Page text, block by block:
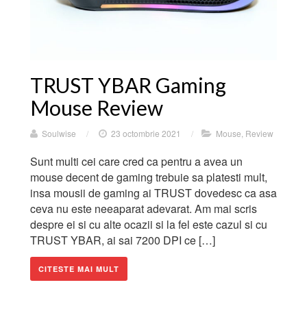
TRUST YBAR Gaming
Mouse Review
Soulwise / 23 octombrie 2021 / Mouse Review
Sunt multi cei care cred ca pentru a avea un
mouse decent de gaming trebuie sa platesti mult,
insa mousii de gaming ai TRUST dovedesc ca asa
ceva nu este neeaparat adevarat. Am mai scris
despre ei si cu alte ocazii si la fel este cazul si cu
TRUST YBAR, ai sai 7200 DPI ce […]
CITESTE MAI MULT